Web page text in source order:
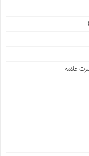
علامه